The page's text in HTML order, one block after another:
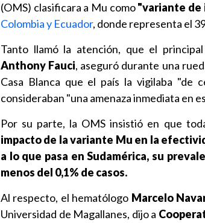
(OMS) clasificara a Mu como"variante de
Colombia y Ecuador, donde representa el
Tanto llamó la atención, que el
Anthony Fauci, aseguró durante una
Casa Blanca que el país la vigilaba "de
consideraban "una amenaza inmediata en
Por su parte, la OMS insistió en que
impacto de la variante Mu en la
a lo que pasa en Sudamérica, su
menos del 0,1% de casos.
Al respecto, el hematólogo Marcelo
Universidad de Magallanes, dijo a